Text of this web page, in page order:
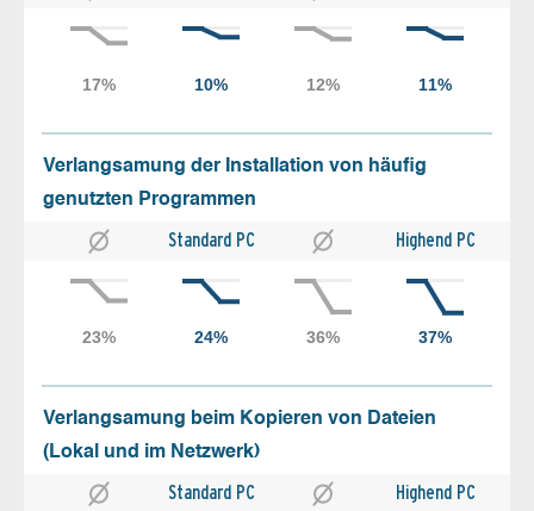
Verlangsamung der Installation von häufig
genutzten Programmen
Standard PC Highend PC
Verlangsamung beim Kopieren von Dateien
(Lokal und im Netzwerk)
Standard PC Highend PC